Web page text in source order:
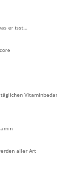
er isst…
aller Art